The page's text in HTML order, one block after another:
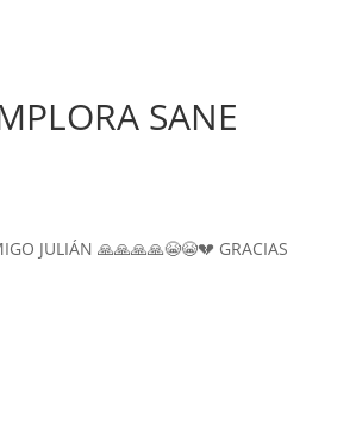
SANE
JULIÁN 🙏🙏🙏🙏😭😭💔 GRACIAS